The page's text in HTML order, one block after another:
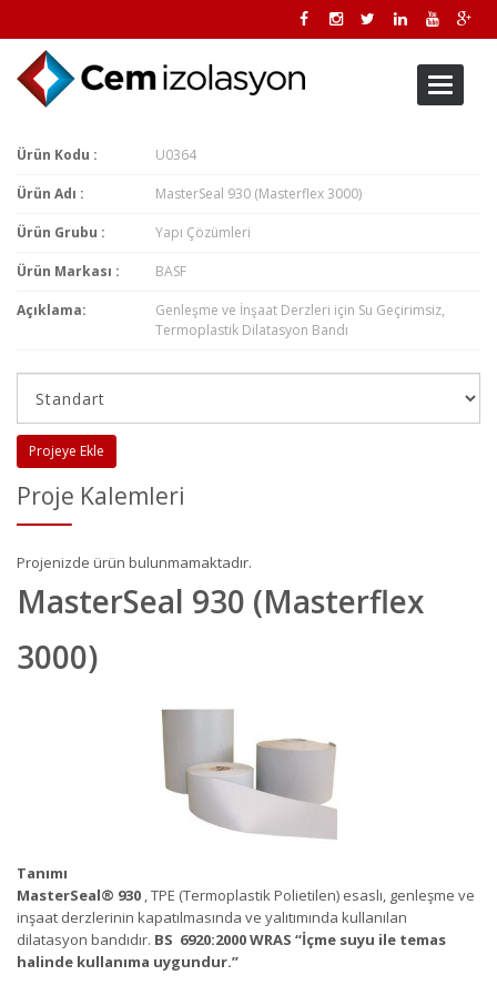
Toggle
Ürün Kodu : U0364
Ürün Adı : MasterSeal 930 (Masterflex 3000)​
Ürün Grubu : Yapı Çözümleri
Ürün Markası : BASF
Açıklama:
Genleşme ve İnşaat Derzleri için Su Geçirimsiz,
Termoplastik Dilatasyon Bandı
Projeye Ekle
Proje Kalemleri
Projenizde ürün bulunmamaktadır.
MasterSeal 930 (Masterflex
3000)​
Tanımı
MasterSeal® 930 , TPE (Termoplastik Polietilen) esaslı, genleşme ve
inşaat derzlerinin kapatılmasında ve yalıtımında kullanılan
dilatasyon bandıdır. BS 6920:2000 WRAS “İçme suyu ile temas
halinde kullanıma uygundur.”